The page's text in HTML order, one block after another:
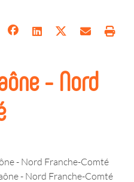
- Nord
- Nord Franche-Comté
- Nord Franche-Comté